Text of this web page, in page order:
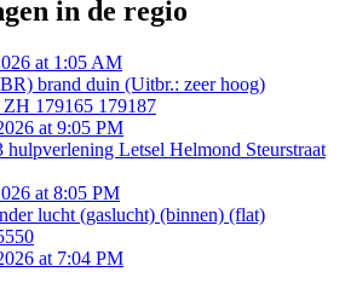
in de regio
at 1:05 AM
brand duin (Uitbr.: zeer hoog)
179165 179187
at 9:05 PM
Letsel Helmond Steurstraat
at 8:05 PM
lucht (gaslucht) (binnen) (flat)
at 7:04 PM